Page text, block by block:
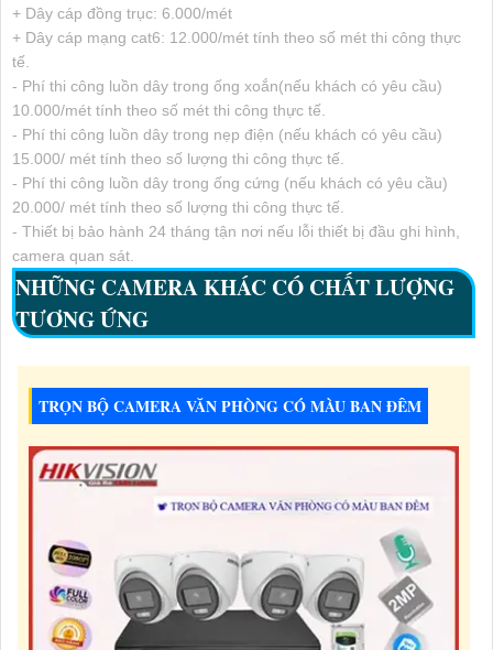
+ Dây cáp đồng trục: 6.000/mét
+ Dây cáp mạng cat6: 12.000/mét tính theo số mét thi công thực
tế.
- Phí thi công luồn dây trong ống xoắn(nếu khách có yêu cầu)
10.000/mét tính theo số mét thi công thực tế.
- Phí thi công luồn dây trong nẹp điện (nếu khách có yêu cầu)
15.000/ mét tính theo số lượng thi công thực tế.
- Phí thi công luồn dây trong ống cứng (nếu khách có yêu cầu)
20.000/ mét tính theo số lượng thi công thực tế.
- Thiết bị bảo hành 24 tháng tận nơi nếu lỗi thiết bị đầu ghi hình,
camera quan sát.
NHỮNG CAMERA KHÁC CÓ CHẤT LƯỢNG
TƯƠNG ỨNG
TRỌN BỘ CAMERA VĂN PHÒNG CÓ MÀU BAN ĐÊM